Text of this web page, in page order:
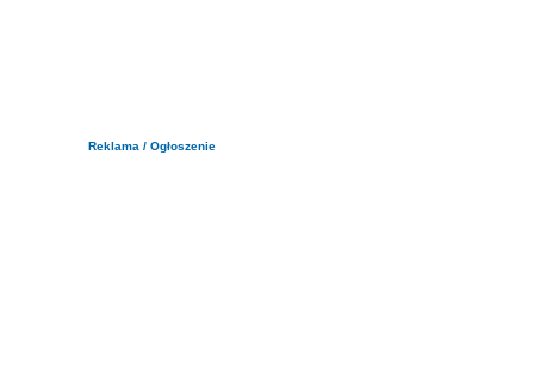
Reklama / Ogłoszenie